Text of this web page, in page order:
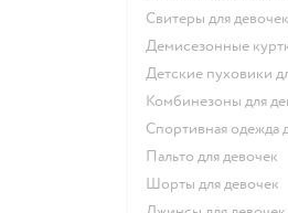
Свитеры для девочек
Демисезонные
Детские пуховики
Комбинезоны для
Спортивная одежда
Пальто для девочек
Шорты для девочек